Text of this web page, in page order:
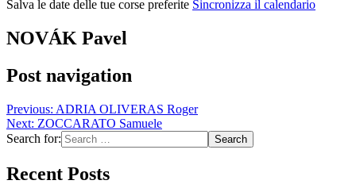
Salva le date delle tue corse preferite Sincronizza il calendario
NOVÁK Pavel
Post navigation
Previous: ADRIA OLIVERAS Roger
Next: ZOCCARATO Samuele
Search for:
Recent Posts